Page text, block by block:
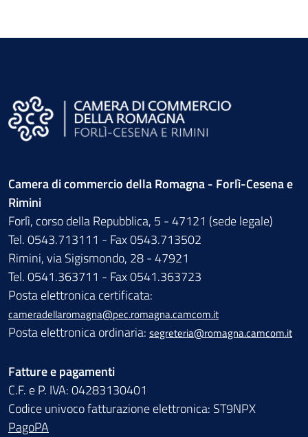
Camera di commercio della Romagna - Forlì-Cesena e
Rimini
Forlì, corso della Repubblica, 5 - 47121 (sede legale)
Tel. 0543.713111 - Fax 0543.713502
Rimini, via Sigismondo, 28 - 47921
Tel. 0541.363711 - Fax 0541.363723
Posta elettronica certificata:
cameradellaromagna@pec.romagna.camcom.it
Posta elettronica ordinaria: segreteria@romagna.camcom.it
Fatture e pagamenti
C.F. e P. IVA: 04283130401
Codice univoco fatturazione elettronica: ST9NPX
PagoPA